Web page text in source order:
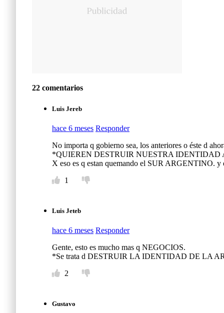
22 comentarios
Luis Jereb
hace 6 meses Responder
No importa q gobierno sea, los anteriores o éste d
*QUIEREN DESTRUIR NUESTRA IDENTIDAD
X eso es q estan quemando el SUR ARGENTINO. y
1
Luis Jeteb
hace 6 meses Responder
Gente, esto es mucho mas q NEGOCIOS.
*Se trata d DESTRUIR LA IDENTIDAD DE LA
2
Gustavo